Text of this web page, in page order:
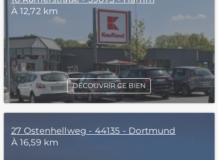
À 12,72 km
DÉCOUVRIR CE BIEN
27 Ostenhellweg - 44135 - Dortmund
À 16,59 km